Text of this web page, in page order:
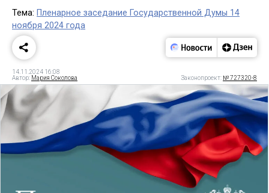
Тема: Пленарное заседание Государственной Думы 14
ноября 2024 года
14.11.2024 16:08
Автор: Мария Соколова Законопроект: № 727320-8